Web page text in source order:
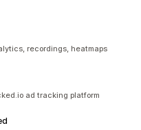
recordings, heatmaps
ad tracking platform